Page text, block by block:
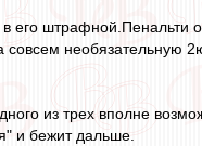
его штрафной.Пенальти
совсем необязательную
из трех вполне
и бежит дальше.